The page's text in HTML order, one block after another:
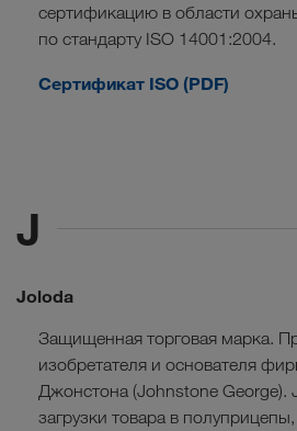
сертификацию в области
по стандарту ISO 14001:2004.
Сертификат ISO (PDF)
J
Joloda
Защищенная торговая марка.
изобретателя и основателя
Джонстона (Johnstone George).
загрузки товара в